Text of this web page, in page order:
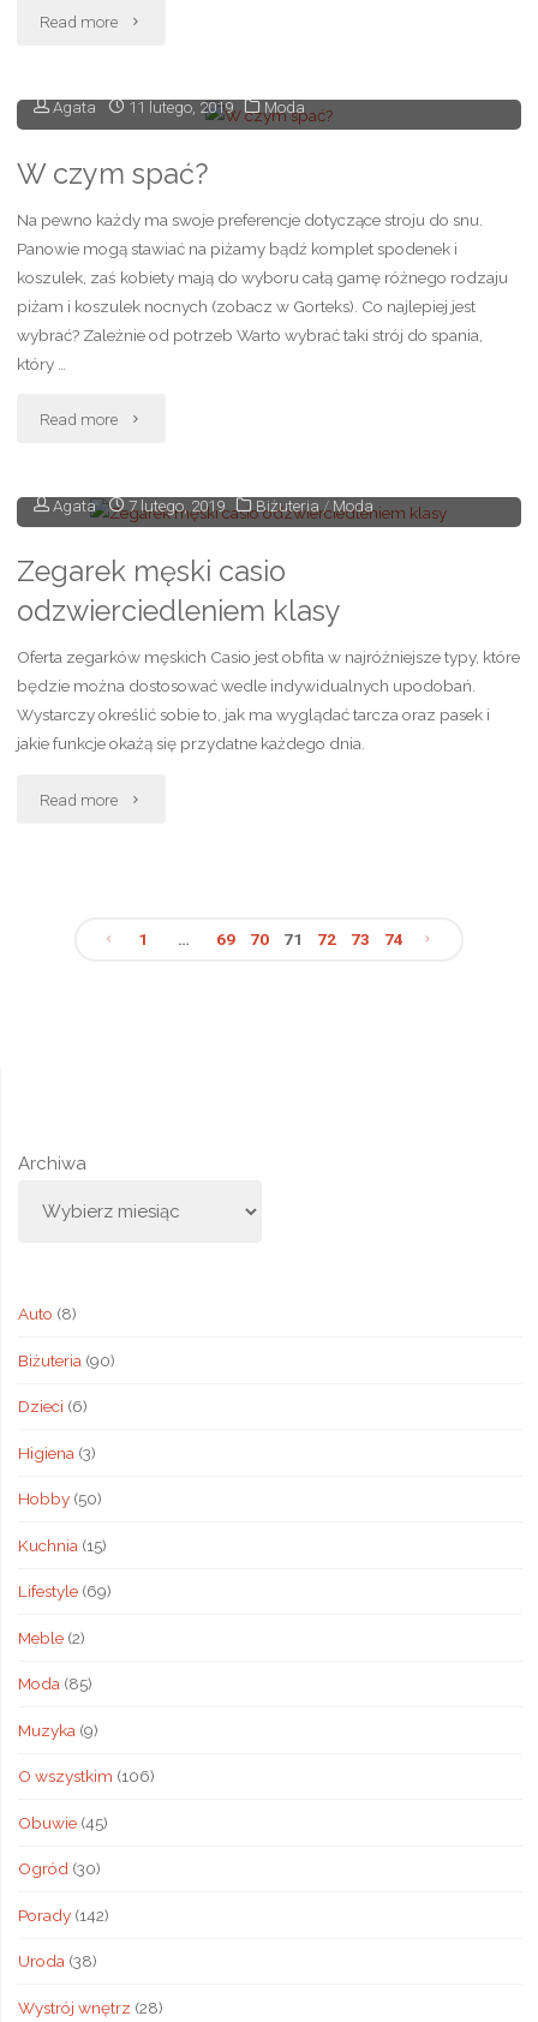
Read more "Miejsca,
w
Chorwacji
zobaczyć
trzeba"
Agata 11 lutego, 2019 Moda
W czym spać?
Na pewno każdy ma swoje preferencje dotyczące stroju do snu.
Panowie mogą stawiać na piżamy bądź komplet spodenek i
koszulek, zaś kobiety mają do wyboru całą gamę różnego rodzaju
piżam i koszulek nocnych (zobacz w Gorteks). Co najlepiej jest
wybrać? Zależnie od potrzeb Warto wybrać taki strój do spania,
który …
Read more "W
spać?"
Agata 7 lutego, 2019 Biżuteria / Moda
Zegarek męski casio
odzwierciedleniem klasy
Oferta zegarków męskich Casio jest obfita w najróżniejsze typy, które
będzie można dostosować wedle indywidualnych upodobań.
Wystarczy określić sobie to, jak ma wyglądać tarcza oraz pasek i
jakie funkcje okażą się przydatne każdego dnia.
Read more "Zegarek
odzwierciedleniem
1 … 69 70 71 72 73 74
Archiwa
Auto (8)
Biżuteria (90)
Dzieci (6)
Higiena (3)
Hobby(50)
Kuchnia (15)
Lifestyle(69)
Meble(2)
Moda(85)
Muzyka (9)
O wszystkim (106)
Obuwie(45)
Ogród(30)
Porady(142)
Uroda(38)
Wystrój wnętrz (28)